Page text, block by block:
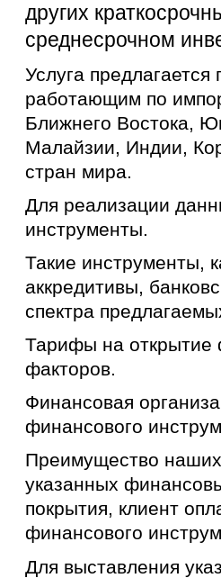
других
среднесрочном
Услуга
работающим по
Ближнего Востока,
Малайзии, Индии,
стран мира.
Для реализации
инструменты.
Такие инструменты,
аккредитивы,
спектра
Тарифы на открытие
факторов.
Финансовая
финансового
Преимущество наших
указанных
покрытия, клиент
финансового
Для выставления